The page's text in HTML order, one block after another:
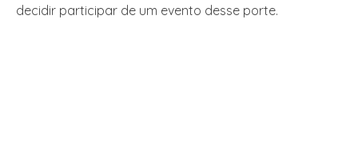
decidir participar de um evento desse porte.